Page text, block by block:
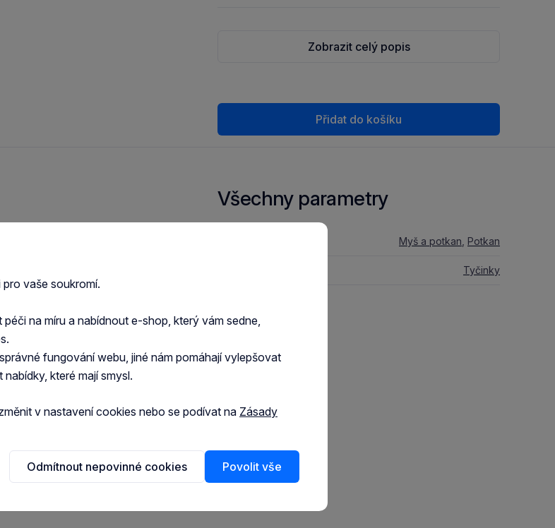
Zobrazit celý popis
Přidat do košíku
přísad a přidaného cukru.
Všechny parametry
Myš a potkan Potkan
Tyčinky
vaše soukromí.
na míru a nabídnout e-shop, který vám sedne,
fungování webu, jiné nám pomáhají vylepšovat
které mají smysl.
v nastavení cookies nebo se podívat na Zásady
Odmítnout nepovinné cookies Povolit vše